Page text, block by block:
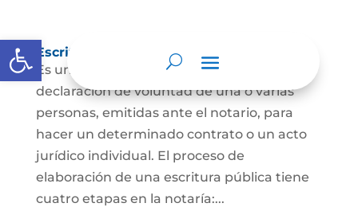
Abrir barra de herramientas
Escritura Pública
Es un documento que contiene la
declaración de voluntad de una o varias
personas, emitidas ante el notario, para
hacer un determinado contrato o un acto
jurídico individual. El proceso de
elaboración de una escritura pública tiene
cuatro etapas en la notaría:...